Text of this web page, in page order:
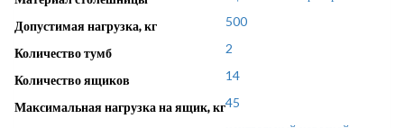
Допустимая нагрузка, кг 500
Количество тумб 2
Количество ящиков 14
Максимальная нагрузка на ящик, кг45